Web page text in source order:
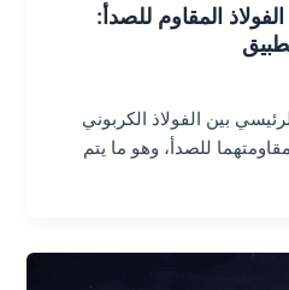
المقاوم للصدأ:
بين الفولاذ الكربوني
للصدأ، وهو ما يتم